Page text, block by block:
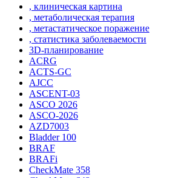
, клиническая картина
, метаболическая терапия
, метастатическое поражение
, статистика заболеваемости
3D-планирование
ACRG
ACTS-GC
AJCC
ASCENT-03
ASCO 2026
ASCO-2026
AZD7003
Bladder 100
BRAF
BRAFi
CheckMate 358